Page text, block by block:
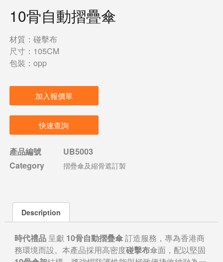
10骨自動摺疊傘
材質：碰擊布
尺寸：105CM
包裝：opp
加入報價單
快速查詢
產品編號
UB5003
Category
摺疊傘及縮骨遮訂製
Description
時代禮品呈獻 10骨自動摺疊傘訂造服務，專為香港商
務環境而設。本產品採用高密度碰擊布傘面，配以堅固